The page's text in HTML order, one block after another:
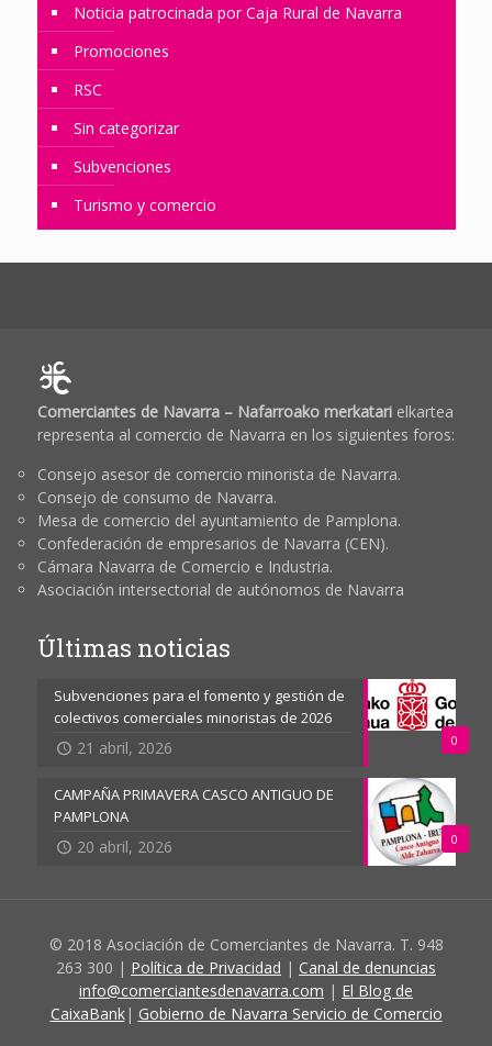
Noticia patrocinada por Caja Rural de Navarra
Promociones
RSC
Sin categorizar
Subvenciones
Turismo y comercio
Comerciantes de Navarra – Nafarroako merkatarielkartea
representa al comercio de Navarra en los siguientes foros:
Consejo asesor de comercio minorista de Navarra.
Consejo de consumo de Navarra.
Mesa de comercio del ayuntamiento de Pamplona.
Confederación de empresarios de Navarra (CEN).
Cámara Navarra de Comercio e Industria.
Asociación intersectorial de autónomos de Navarra
Últimas noticias
0
Subvenciones para el fomento y gestión de
colectivos comerciales minoristas de 2026
21 abril, 2026
0
CAMPAÑA PRIMAVERA CASCO ANTIGUO DE
PAMPLONA
20 abril, 2026
© 2018 Asociación de Comerciantes de Navarra. T. 948
263 300 | Política de Privacidad | Canal de denuncias
info@comerciantesdenavarra.com | El Blog de
CaixaBank| Gobierno de Navarra Servicio de Comercio